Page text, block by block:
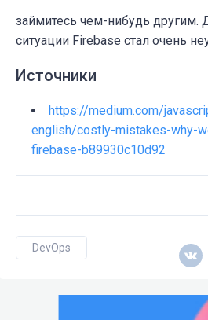
займитесь чем-нибудь другим.
ситуации Firebase стал очень
Источники
https://medium.com/
english/costly-mistakes-why-
firebase-b89930c10d92
DevOps